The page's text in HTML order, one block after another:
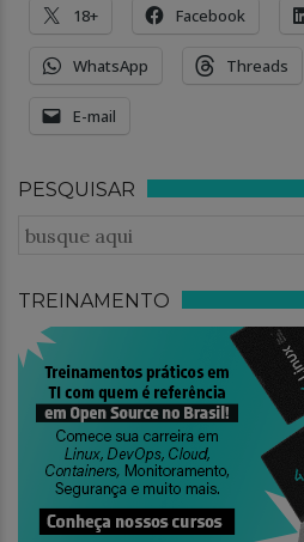
18+ Facebook
WhatsApp Threads
E-mail
PESQUISAR
TREINAMENTO